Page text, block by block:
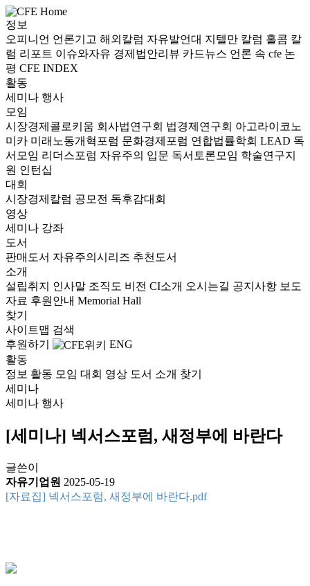
정보
오피니언 언론기고 해외칼럼 자유발언대 지텔만 칼럼 홀콤 칼
럼 리포트 이슈와자유 경제법안리뷰 카드뉴스 언론 속 cfe 논
평 CFE INDEX
활동
세미나 행사
모임
시장경제콜로키움 회사법연구회 법경제연구회 아고라이코노
미카 미래노동개혁포럼 문화경제포럼 연합법률학회 LEAD 독
서모임 리더스포럼 자유주의 입문 독서토론모임 학술연구지
원 인턴십
대회
시장경제칼럼 공모전 독후감대회
영상
세미나 강좌
도서
판매도서 자유주의시리즈 추천도서
소개
설립취지 인사말 조직도 비전 CI소개 오시는길 공지사항 보도
자료 후원안내 Memorial Hall
찾기
사이트맵 검색
후원하기
ENG
활동
정보 활동 모임 대회 영상 도서 소개 찾기
세미나
세미나 행사
[세미나] 넥서스포럼, 새정부에 바란다
글쓴이
자유기업원 2025-05-19
[자료집] 넥서스포럼, 새정부에 바란다.pdf